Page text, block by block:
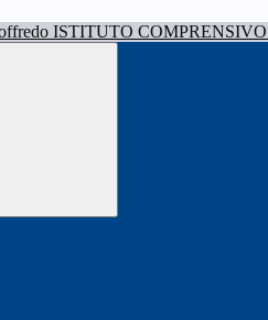
ISTITUTO COMPRENSIVO